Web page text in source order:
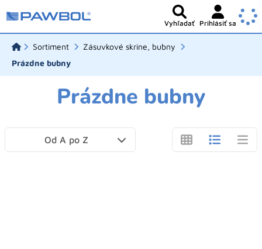
Vyhľadať Prihlásiť sa
Sortiment
Zásuvkové skrine, bubny
Prázdne bubny
Prázdne bubny
Od A po Z